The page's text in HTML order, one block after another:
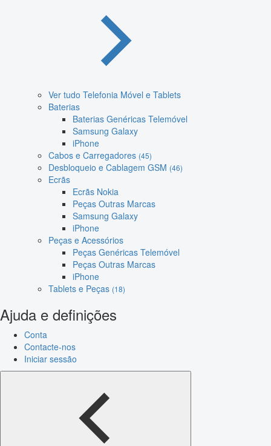
Ver tudo Telefonia Móvel e Tablets
Baterias
Baterias Genéricas Telemóvel
Samsung Galaxy
iPhone
Cabos e Carregadores (45)
Desbloqueio e Cablagem GSM (46)
Ecrãs
Ecrãs Nokia
Peças Outras Marcas
Samsung Galaxy
iPhone
Peças e Acessórios
Peças Genéricas Telemóvel
Peças Outras Marcas
iPhone
Tablets e Peças (18)
Ajuda e definições
Conta
Contacte-nos
Iniciar sessão